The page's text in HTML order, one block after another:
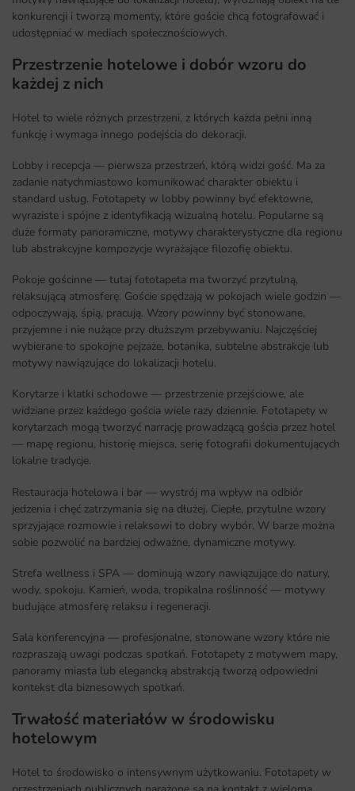
konkurencji i tworzą momenty, które goście chcą fotografować i
udostępniać w mediach społecznościowych.
Przestrzenie hotelowe i dobór wzoru do
każdej z nich
Hotel to wiele różnych przestrzeni, z których każda pełni inną
funkcję i wymaga innego podejścia do dekoracji.
Lobby i recepcja — pierwsza przestrzeń, którą widzi gość. Ma za
zadanie natychmiastowo komunikować charakter obiektu i
standard usług. Fototapety w lobby powinny być efektowne,
wyraziste i spójne z identyfikacją wizualną hotelu. Popularne są
duże formaty panoramiczne, motywy charakterystyczne dla regionu
lub abstrakcyjne kompozycje wyrażające filozofię obiektu.
Pokoje gościnne — tutaj fototapeta ma tworzyć przytulną,
relaksującą atmosferę. Goście spędzają w pokojach wiele godzin —
odpoczywają, śpią, pracują. Wzory powinny być stonowane,
przyjemne i nie nużące przy dłuższym przebywaniu. Najczęściej
wybierane to spokojne pejzaże, botanika, subtelne abstrakcje lub
motywy nawiązujące do lokalizacji hotelu.
Korytarze i klatki schodowe — przestrzenie przejściowe, ale
widziane przez każdego gościa wiele razy dziennie. Fototapety w
korytarzach mogą tworzyć narrację prowadzącą gościa przez hotel
— mapę regionu, historię miejsca, serię fotografii dokumentujących
lokalne tradycje.
Restauracja hotelowa i bar — wystrój ma wpływ na odbiór
jedzenia i chęć zatrzymania się na dłużej. Ciepłe, przytulne wzory
sprzyjające rozmowie i relaksowi to dobry wybór. W barze można
sobie pozwolić na bardziej odważne, dynamiczne motywy.
Strefa wellness i SPA — dominują wzory nawiązujące do natury,
wody, spokoju. Kamień, woda, tropikalna roślinność — motywy
budujące atmosferę relaksu i regeneracji.
Sala konferencyjna — profesjonalne, stonowane wzory które nie
rozpraszają uwagi podczas spotkań. Fototapety z motywem mapy,
panoramy miasta lub elegancką abstrakcją tworzą odpowiedni
kontekst dla biznesowych spotkań.
Trwałość materiałów w środowisku
hotelowym
Hotel to środowisko o intensywnym użytkowaniu. Fototapety w